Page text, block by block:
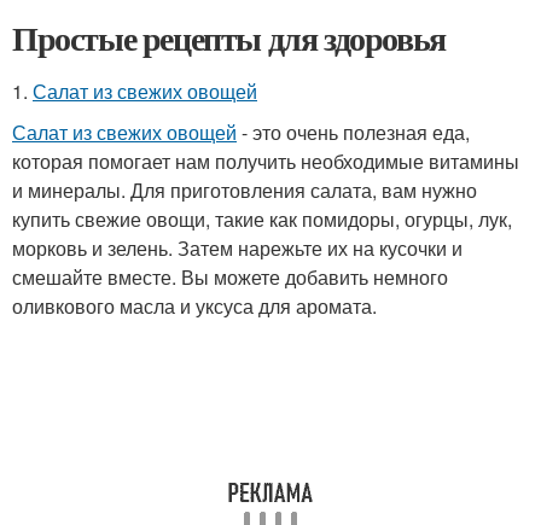
Простые рецепты для здоровья
1. Салат из свежих овощей
Салат из свежих овощей - это очень полезная еда,
которая помогает нам получить необходимые витамины
и минералы. Для приготовления салата, вам нужно
купить свежие овощи, такие как помидоры, огурцы, лук,
морковь и зелень. Затем нарежьте их на кусочки и
смешайте вместе. Вы можете добавить немного
оливкового масла и уксуса для аромата.